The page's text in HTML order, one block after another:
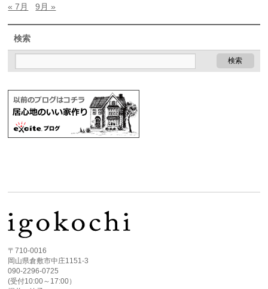
« 7月
9月 »
検索
〒710-0016
岡山県倉敷市中庄1151-3
090-2296-0725
(受付10:00～17:00）